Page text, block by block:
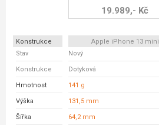
19.989,- Kč
Konstrukce Apple iPhone 13 mini
Stav
Nový
Konstrukce Dotyková
Hmotnost 141 g
Výška 131,5 mm
Šířka 64,2 mm